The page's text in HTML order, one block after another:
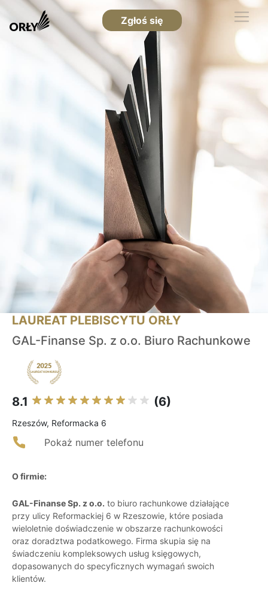
Zgłoś się
LAUREAT PLEBISCYTU ORŁY
GAL-Finanse Sp. z o.o. Biuro Rachunkowe
8.1 (6)
Rzeszów, Reformacka 6
Pokaż numer telefonu
O firmie:
GAL-Finanse Sp. z o.o. to biuro rachunkowe działające
przy ulicy Reformackiej 6 w Rzeszowie, które posiada
wieloletnie doświadczenie w obszarze rachunkowości
oraz doradztwa podatkowego. Firma skupia się na
świadczeniu kompleksowych usług księgowych,
dopasowanych do specyficznych wymagań swoich
klientów.